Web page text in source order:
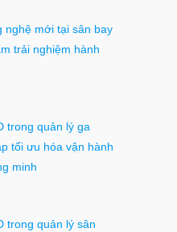
nghệ mới tại sân bay
trải nghiệm hành
trong quản lý ga
tối ưu hóa vận hành
minh
trong quản lý sân